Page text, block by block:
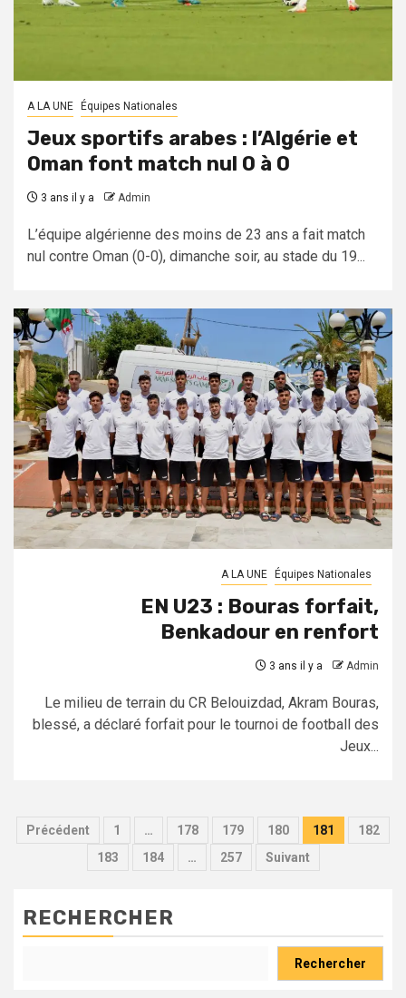
A LA UNE Équipes Nationales
Jeux sportifs arabes : l’Algérie et
Oman font match nul 0 à 0
3 ans il y a Admin
L’équipe algérienne des moins de 23 ans a fait match
nul contre Oman (0-0), dimanche soir, au stade du 19...
A LA UNE Équipes Nationales
EN U23 : Bouras forfait,
Benkadour en renfort
3 ans il y a Admin
Le milieu de terrain du CR Belouizdad, Akram Bouras,
blessé, a déclaré forfait pour le tournoi de football des
Jeux...
Pagination
Précédent 1 … 178 179 180 181
182
183
184 … 257 Suivant
RECHERCHER
Rechercher